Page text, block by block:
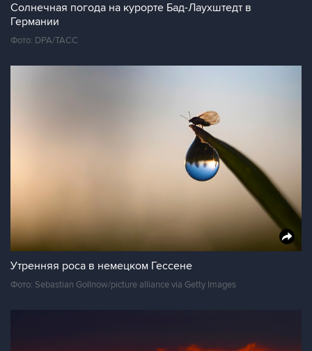
Солнечная погода на курорте Бад-Лаухштедт в
Германии
Фото: DPA/ТАСС
Утренняя роса в немецком Гессене
Фото: Sebastian Gollnow/picture alliance via Getty Images